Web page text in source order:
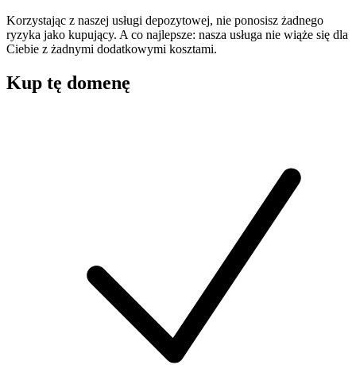
Korzystając z naszej usługi depozytowej, nie ponosisz żadnego
ryzyka jako kupujący. A co najlepsze: nasza usługa nie wiąże się dla
Ciebie z żadnymi dodatkowymi kosztami.
Kup tę domenę